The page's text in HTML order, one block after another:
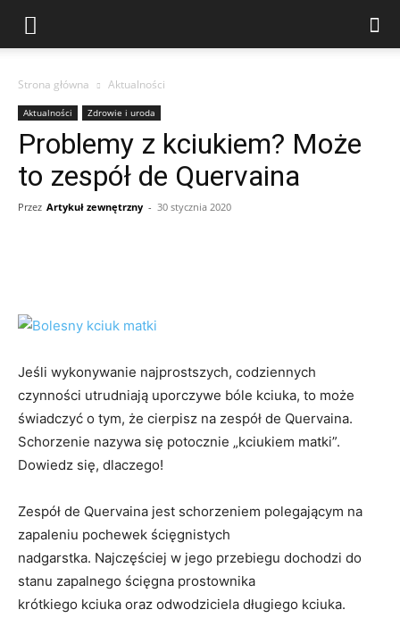
Strona główna Aktualności
Aktualności Zdrowie i uroda
Problemy z kciukiem? Może
to zespół de Quervaina
Przez Artykuł zewnętrzny - 30 stycznia 2020
Jeśli wykonywanie najprostszych, codziennych
czynności utrudniają uporczywe bóle kciuka, to może
świadczyć o tym, że cierpisz na zespół de Quervaina.
Schorzenie nazywa się potocznie „kciukiem matki”.
Dowiedz się, dlaczego!
Zespół de Quervaina jest schorzeniem polegającym na
zapaleniu pochewek ścięgnistych
nadgarstka. Najczęściej w jego przebiegu dochodzi do
stanu zapalnego ścięgna prostownika
krótkiego kciuka oraz odwodziciela długiego kciuka.